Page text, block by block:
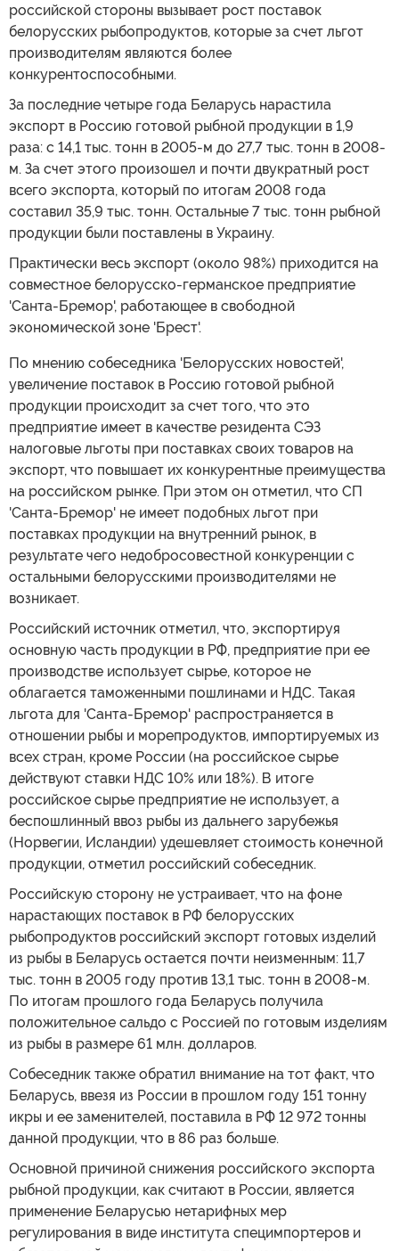
российской стороны вызывает рост поставок
белорусских рыбопродуктов, которые за счет льгот
производителям являются более
конкурентоспособными.
За последние четыре года Беларусь нарастила
экспорт в Россию готовой рыбной продукции в 1,9
раза: с 14,1 тыс. тонн в 2005-м до 27,7 тыс. тонн в 2008-
м. За счет этого произошел и почти двукратный рост
всего экспорта, который по итогам 2008 года
составил 35,9 тыс. тонн. Остальные 7 тыс. тонн рыбной
продукции были поставлены в Украину.
Практически весь экспорт (около 98%) приходится на
совместное белорусско-германское предприятие
'Санта-Бремор', работающее в свободной
экономической зоне 'Брест'.
По мнению собеседника 'Белорусских новостей',
увеличение поставок в Россию готовой рыбной
продукции происходит за счет того, что это
предприятие имеет в качестве резидента СЭЗ
налоговые льготы при поставках своих товаров на
экспорт, что повышает их конкурентные преимущества
на российском рынке. При этом он отметил, что СП
'Санта-Бремор' не имеет подобных льгот при
поставках продукции на внутренний рынок, в
результате чего недобросовестной конкуренции с
остальными белорусскими производителями не
возникает.
Российский источник отметил, что, экспортируя
основную часть продукции в РФ, предприятие при ее
производстве использует сырье, которое не
облагается таможенными пошлинами и НДС. Такая
льгота для 'Санта-Бремор' распространяется в
отношении рыбы и морепродуктов, импортируемых из
всех стран, кроме России (на российское сырье
действуют ставки НДС 10% или 18%). В итоге
российское сырье предприятие не использует, а
беспошлинный ввоз рыбы из дальнего зарубежья
(Норвегии, Исландии) удешевляет стоимость конечной
продукции, отметил российский собеседник.
Российскую сторону не устраивает, что на фоне
нарастающих поставок в РФ белорусских
рыбопродуктов российский экспорт готовых изделий
из рыбы в Беларусь остается почти неизменным: 11,7
тыс. тонн в 2005 году против 13,1 тыс. тонн в 2008-м.
По итогам прошлого года Беларусь получила
положительное сальдо с Россией по готовым изделиям
из рыбы в размере 61 млн. долларов.
Собеседник также обратил внимание на тот факт, что
Беларусь, ввезя из России в прошлом году 151 тонну
икры и ее заменителей, поставила в РФ 12 972 тонны
данной продукции, что в 86 раз больше.
Основной причиной снижения российского экспорта
рыбной продукции, как считают в России, является
применение Беларусью нетарифных мер
регулирования в виде института специмпортеров и